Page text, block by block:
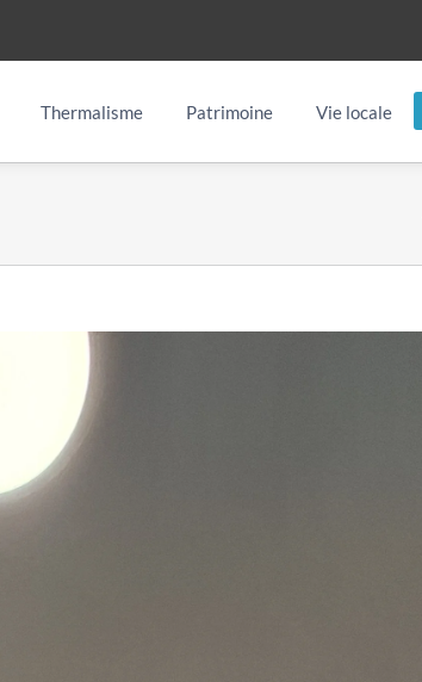
Thermalisme Patrimoine Vie locale